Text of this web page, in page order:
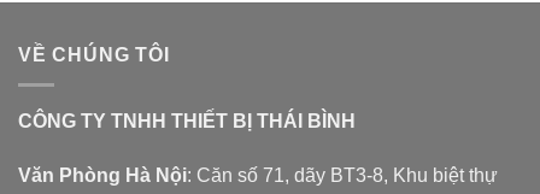
VỀ CHÚNG TÔI
CÔNG TY TNHH THIẾT BỊ THÁI BÌNH
Văn Phòng Hà Nội: Căn số 71, dãy BT3-8, Khu biệt thự